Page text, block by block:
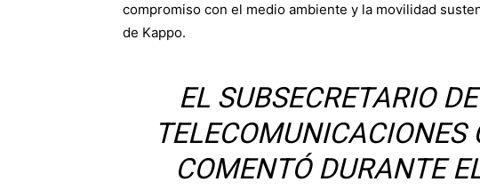
compromiso con el medio ambiente y la movilidad
de Kappo.
EL SUBSECRETARIO
TELECOMUNICACIONES
COMENTÓ DURANTE